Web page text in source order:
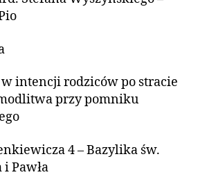
w intencji rodziców po stracie
przy pomniku
4 – Bazylika św.
i Pawła